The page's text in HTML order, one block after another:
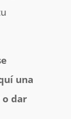
una
dar